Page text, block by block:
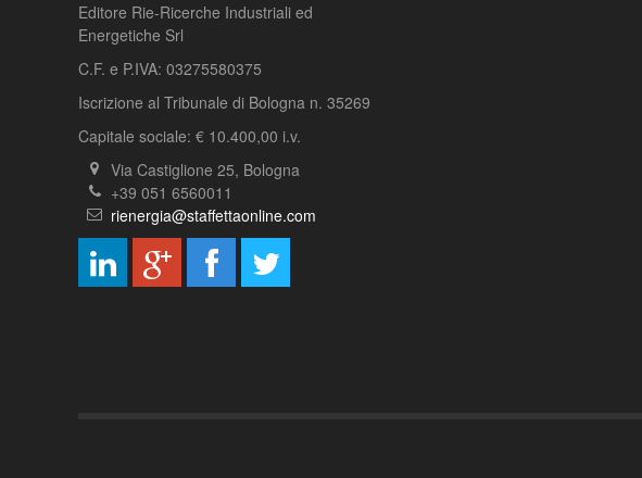
Editore Rie-Ricerche Industriali ed
Energetiche Srl
C.F. e P.IVA: 03275580375
Iscrizione al Tribunale di Bologna n. 35269
Capitale sociale: € 10.400,00 i.v.
Via Castiglione 25, Bologna
+39 051 6560011
rienergia@staffettaonline.com